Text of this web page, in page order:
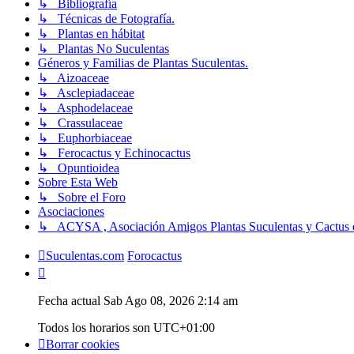
↳ Bibliografía
↳ Técnicas de Fotografía.
↳ Plantas en hábitat
↳ Plantas No Suculentas
Géneros y Familias de Plantas Suculentas.
↳ Aizoaceae
↳ Asclepiadaceae
↳ Asphodelaceae
↳ Crassulaceae
↳ Euphorbiaceae
↳ Ferocactus y Echinocactus
↳ Opuntioidea
Sobre Esta Web
↳ Sobre el Foro
Asociaciones
↳ ACYSA , Asociación Amigos Plantas Suculentas y Cactus
Suculentas.com Forocactus
Fecha actual Sab Ago 08, 2026 2:14 am
Todos los horarios son UTC+01:00
Borrar cookies